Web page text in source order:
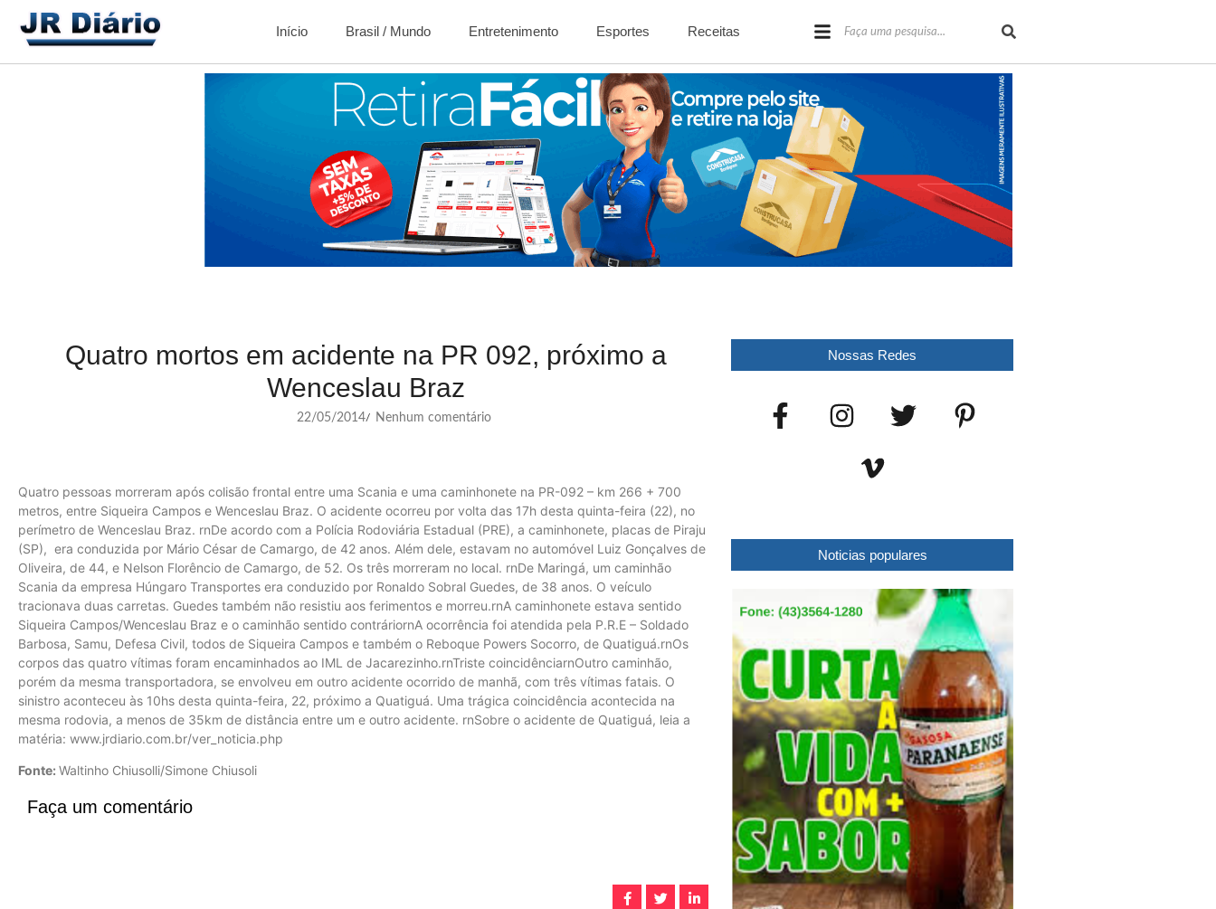
Início Brasil / Mundo Entretenimento Esportes Receitas
Quatro mortos em acidente na PR 092, próximo a
Wenceslau Braz
22/05/2014/ Nenhum comentário
Quatro pessoas morreram após colisão frontal entre uma Scania e uma caminhonete na PR-092 – km 266 + 700
metros, entre Siqueira Campos e Wenceslau Braz. O acidente ocorreu por volta das 17h desta quinta-feira (22), no
perímetro de Wenceslau Braz. rnDe acordo com a Polícia Rodoviária Estadual (PRE), a caminhonete, placas de Piraju
(SP), era conduzida por Mário César de Camargo, de 42 anos. Além dele, estavam no automóvel Luiz Gonçalves de
Oliveira, de 44, e Nelson Florêncio de Camargo, de 52. Os três morreram no local. rnDe Maringá, um caminhão
Scania da empresa Húngaro Transportes era conduzido por Ronaldo Sobral Guedes, de 38 anos. O veículo
tracionava duas carretas. Guedes também não resistiu aos ferimentos e morreu.rnA caminhonete estava sentido
Siqueira Campos/Wenceslau Braz e o caminhão sentido contráriornA ocorrência foi atendida pela P.R.E – Soldado
Barbosa, Samu, Defesa Civil, todos de Siqueira Campos e também o Reboque Powers Socorro, de Quatiguá.rnOs
corpos das quatro vítimas foram encaminhados ao IML de Jacarezinho.rnTriste coincidênciarnOutro caminhão,
porém da mesma transportadora, se envolveu em outro acidente ocorrido de manhã, com três vítimas fatais. O
sinistro aconteceu às 10hs desta quinta-feira, 22, próximo a Quatiguá. Uma trágica coincidência acontecida na
mesma rodovia, a menos de 35km de distância entre um e outro acidente. rnSobre o acidente de Quatiguá, leia a
matéria: www.jrdiario.com.br/ver_noticia.php
Fonte: Waltinho Chiusolli/Simone Chiusoli
Faça um comentário
Nossas Redes
Noticias populares